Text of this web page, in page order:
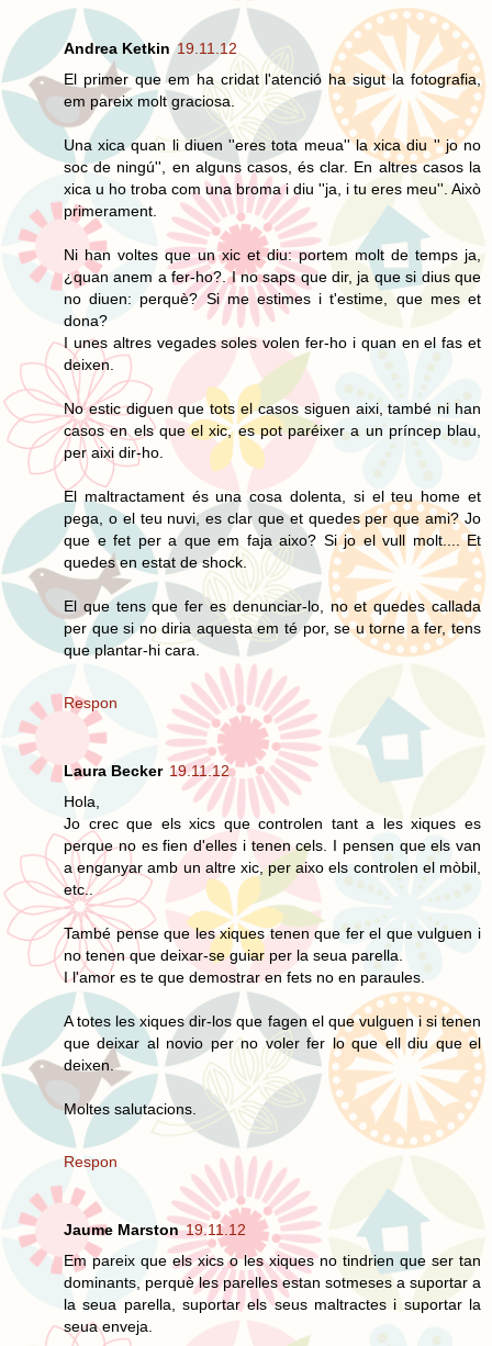
Andrea Ketkin 19.11.12
El primer que em ha cridat l'atenció ha sigut la fotografia,
em pareix molt graciosa.
Una xica quan li diuen ''eres tota meua'' la xica diu '' jo no
soc de ningú'', en alguns casos, és clar. En altres casos la
xica u ho troba com una broma i diu ''ja, i tu eres meu''. Això
primerament.
Ni han voltes que un xic et diu: portem molt de temps ja,
¿quan anem a fer-ho?. I no saps que dir, ja que si dius que
no diuen: perquè? Si me estimes i t'estime, que mes et
dona?
I unes altres vegades soles volen fer-ho i quan en el fas et
deixen.
No estic diguen que tots el casos siguen aixi, també ni han
casos en els que el xic, es pot paréixer a un príncep blau,
per aixi dir-ho.
El maltractament és una cosa dolenta, si el teu home et
pega, o el teu nuvi, es clar que et quedes per que ami? Jo
que e fet per a que em faja aixo? Si jo el vull molt.... Et
quedes en estat de shock.
El que tens que fer es denunciar-lo, no et quedes callada
per que si no diria aquesta em té por, se u torne a fer, tens
que plantar-hi cara.
Respon
Laura Becker 19.11.12
Hola,
Jo crec que els xics que controlen tant a les xiques es
perque no es fien d'elles i tenen cels. I pensen que els van
a enganyar amb un altre xic, per aixo els controlen el mòbil,
etc..
També pense que les xiques tenen que fer el que vulguen i
no tenen que deixar-se guiar per la seua parella.
I l'amor es te que demostrar en fets no en paraules.
A totes les xiques dir-los que fagen el que vulguen i si tenen
que deixar al novio per no voler fer lo que ell diu que el
deixen.
Moltes salutacions.
Respon
Jaume Marston 19.11.12
Em pareix que els xics o les xiques no tindrien que ser tan
dominants, perquè les parelles estan sotmeses a suportar a
la seua parella, suportar els seus maltractes i suportar la
seua enveja.